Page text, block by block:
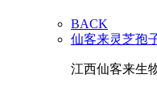
BACK
仙客来灵芝孢
江西仙客来生